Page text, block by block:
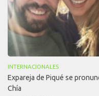
INTERNACIONALES
Expareja de Piqué se
Chía